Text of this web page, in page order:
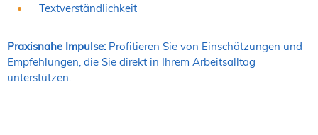
Textverständlichkeit
Praxisnahe Impulse:Profitieren Sie von Einschätzungen und
Empfehlungen, die Sie direkt in Ihrem Arbeitsalltag
unterstützen.